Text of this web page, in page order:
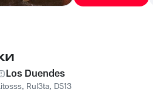
Los Duendes
, Rul3ta, DS13